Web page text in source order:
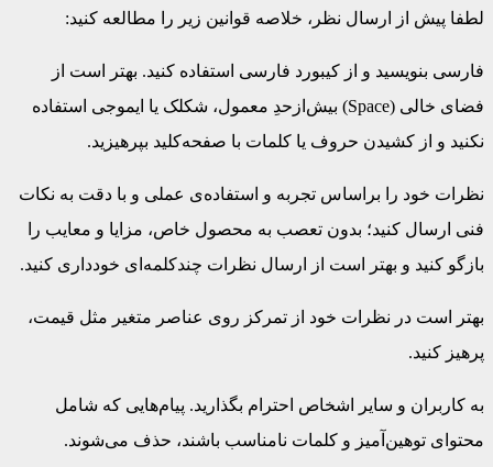
لطفا پیش از ارسال نظر، خلاصه قوانین زیر را مطالعه کنید:
فارسی بنویسید و از کیبورد فارسی استفاده کنید. بهتر است از
فضای خالی (Space) بیش‌از‌حدِ معمول، شکلک یا ایموجی استفاده
نکنید و از کشیدن حروف یا کلمات با صفحه‌کلید بپرهیزید.
نظرات خود را براساس تجربه و استفاده‌ی عملی و با دقت به نکات
فنی ارسال کنید؛ بدون تعصب به محصول خاص، مزایا و معایب را
بازگو کنید و بهتر است از ارسال نظرات چندکلمه‌‌ای خودداری کنید.
بهتر است در نظرات خود از تمرکز روی عناصر متغیر مثل قیمت،
پرهیز کنید.
به کاربران و سایر اشخاص احترام بگذارید. پیام‌هایی که شامل
محتوای توهین‌آمیز و کلمات نامناسب باشند، حذف می‌شوند.